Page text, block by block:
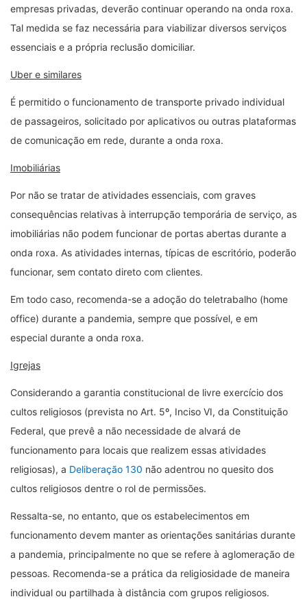
empresas privadas, deverão continuar operando na onda roxa.
Tal medida se faz necessária para viabilizar diversos serviços
essenciais e a própria reclusão domiciliar.
Uber e similares
É permitido o funcionamento de transporte privado individual
de passageiros, solicitado por aplicativos ou outras plataformas
de comunicação em rede, durante a onda roxa.
Imobiliárias
Por não se tratar de atividades essenciais, com graves
consequências relativas à interrupção temporária de serviço, as
imobiliárias não podem funcionar de portas abertas durante a
onda roxa. As atividades internas, típicas de escritório, poderão
funcionar, sem contato direto com clientes.
Em todo caso, recomenda-se a adoção do teletrabalho (home
office) durante a pandemia, sempre que possível, e em
especial durante a onda roxa.
Igrejas
Considerando a garantia constitucional de livre exercício dos
cultos religiosos (prevista no Art. 5º, Inciso VI, da Constituição
Federal, que prevê a não necessidade de alvará de
funcionamento para locais que realizem essas atividades
religiosas), a Deliberação 130 não adentrou no quesito dos
cultos religiosos dentre o rol de permissões.
Ressalta-se, no entanto, que os estabelecimentos em
funcionamento devem manter as orientações sanitárias durante
a pandemia, principalmente no que se refere à aglomeração de
pessoas. Recomenda-se a prática da religiosidade de maneira
individual ou partilhada à distância com grupos religiosos.